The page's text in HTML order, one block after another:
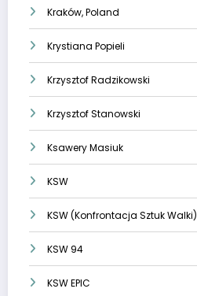
Kraków, Poland
Krystiana Popieli
Krzysztof Radzikowski
Krzysztof Stanowski
Ksawery Masiuk
KSW
KSW (Konfrontacja Sztuk Walki)
KSW 94
KSW EPIC